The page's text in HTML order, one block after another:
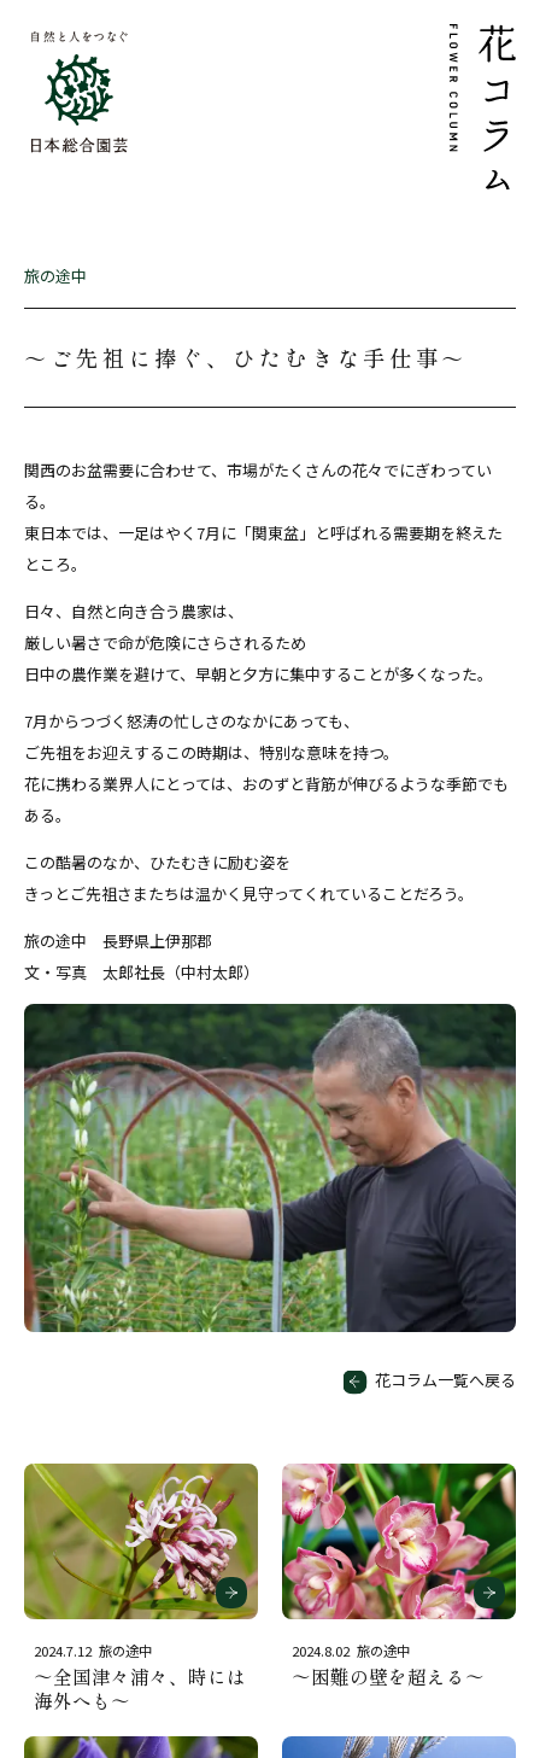
旅の途中
～ご先祖に捧ぐ、ひたむきな手仕事～
関西のお盆需要に合わせて、市場がたくさんの花々でにぎわってい
る。
東日本では、一足はやく7月に「関東盆」と呼ばれる需要期を終えた
ところ。
日々、自然と向き合う農家は、
厳しい暑さで命が危険にさらされるため
日中の農作業を避けて、早朝と夕方に集中することが多くなった。
7月からつづく怒涛の忙しさのなかにあっても、
ご先祖をお迎えするこの時期は、特別な意味を持つ。
花に携わる業界人にとっては、おのずと背筋が伸びるような季節でも
ある。
この酷暑のなか、ひたむきに励む姿を
きっとご先祖さまたちは温かく見守ってくれていることだろう。
旅の途中 長野県上伊那郡
文・写真 太郎社長（中村太郎）
花コラム一覧へ戻る
2024.7.12 旅の途中
～全国津々浦々、時には
海外へも～
2024.8.02 旅の途中
～困難の壁を超える～